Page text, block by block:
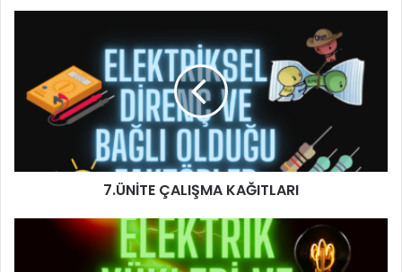
7.ÜNİTE ÇALIŞMA KAĞITLARI